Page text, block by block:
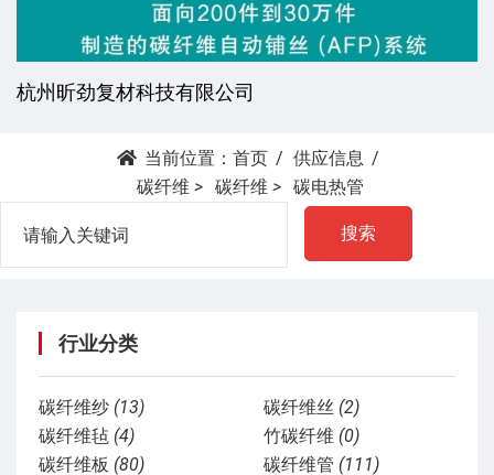
杭州昕劲复材科技有限公司
当前位置： 首页
供应信息
碳纤维 > 碳纤维 > 碳电热管
搜索
行业分类
碳纤维纱 (13) 碳纤维丝 (2)
碳纤维毡 (4) 竹碳纤维 (0)
碳纤维板 (80) 碳纤维管 (111)